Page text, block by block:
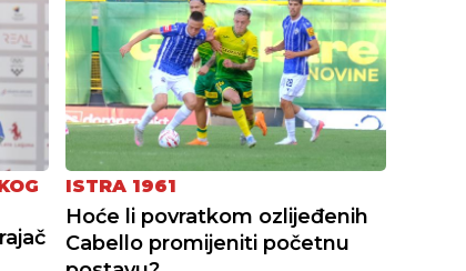
ISTRA 1961
Hoće li povratkom ozlijeđenih
Cabello promijeniti početnu